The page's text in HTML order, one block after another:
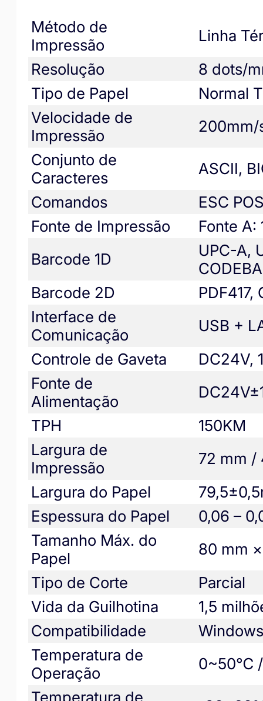
Método de
Impressão
Linha
Resolução
8 dots/
Tipo de Papel
Normal
Velocidade de
Impressão
200mm/
Conjunto de
Caracteres
ASCII,
Comandos
ESC
Fonte de Impressão
Fonte A:
Barcode 1D
UPC-A,
Barcode 2D
PDF417,
Interface de
Comunicação
USB +
Controle de Gaveta
DC24V,
Fonte de
Alimentação
TPH
150KM
Largura de
Impressão
72 mm /
Largura do Papel
Espessura do Papel
0,06 –
Tamanho Máx. do
Papel
80 mm
Tipo de Corte
Parcial
Vida da Guilhotina
1,5
Compatibilidade
Temperatura de
Operação
0~50℃ /
Temperatura de